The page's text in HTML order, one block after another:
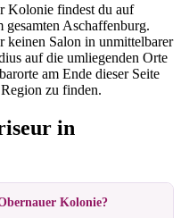
Kolonie findest du auf
gesamten Aschaffenburg.
keinen Salon in unmittelbarer
auf die umliegenden Orte
am Ende dieser Seite
zu finden.
in
Kolonie?